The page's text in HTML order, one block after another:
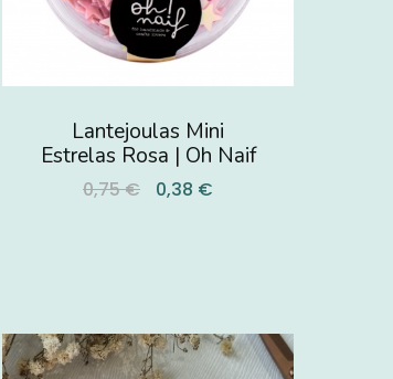
Lantejoulas Mini
Estrelas Rosa | Oh Naif
0,75 € 0,38 €